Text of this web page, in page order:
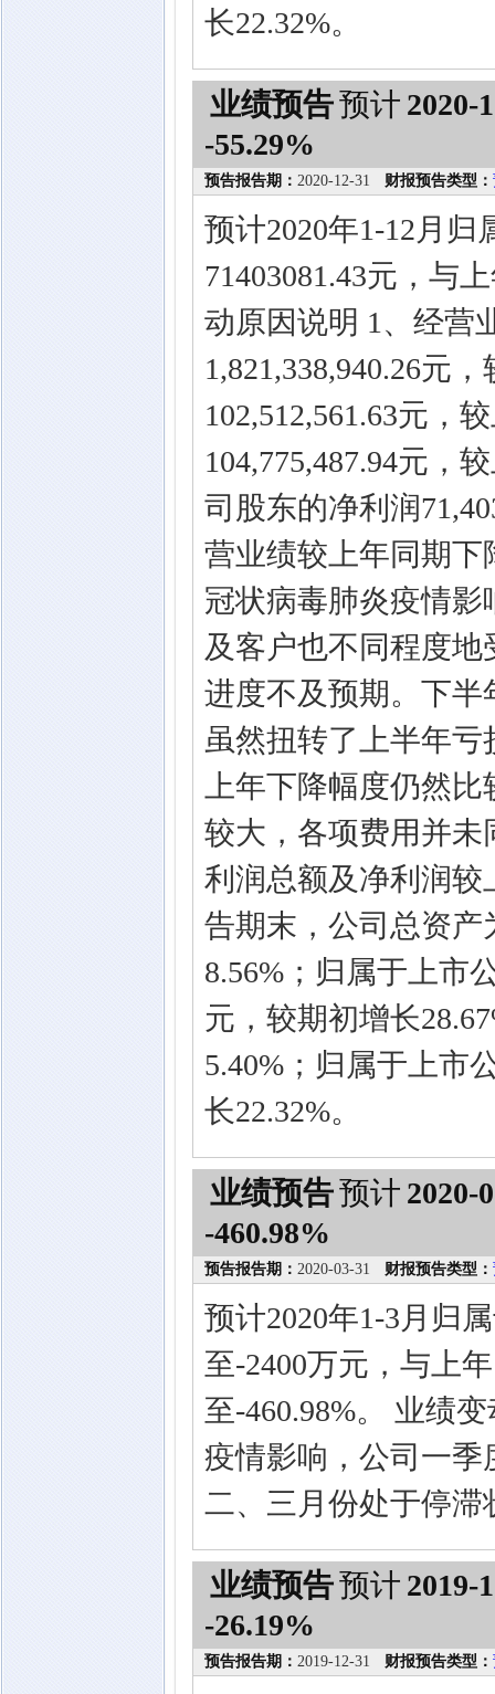
长22.32%。
业绩预告预计 2020-
-55.29%
预告报告期： 2020-12-31 财报预告类型：
预计2020年1-12月
71403081.43元，与
动原因说明 1、经营
1,821,338,940.26元
102,512,561.63元，
104,775,487.94元，
司股东的净利润
营业绩较上年同期下
冠状病毒肺炎疫情
及客户也不同程度
进度不及预期。下
虽然扭转了上半年
上年下降幅度仍然
较大，各项费用并未
利润总额及净利润较
告期末，公司总资产
8.56%；归属于上市
元，较期初增长
5.40%；归属于上市
长22.32%。
业绩预告预计 2020-
-460.98%
预告报告期： 2020-03-31 财报预告类型：
预计2020年1-3月归
至-2400万元，与上
至-460.98%。 业绩
疫情影响，公司一
二、三月份处于停滞
业绩预告预计 2019-
-26.19%
预告报告期： 2019-12-31 财报预告类型：